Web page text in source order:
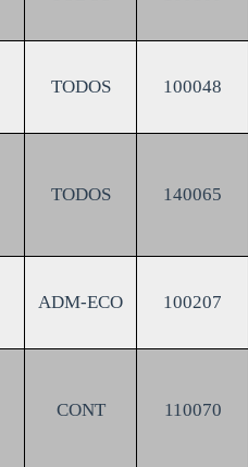
TODOS 100048
TODOS 140065
ADM-ECO 100207
CONT 110070